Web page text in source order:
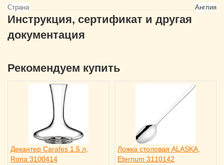
Страна
Англия
Инструкция, сертификат и другая
документация
Рекомендуем купить
Декантер Carafes 1.5 л,
Rona 3100414
Ложка столовая ALASKA,
Eternum 3110142